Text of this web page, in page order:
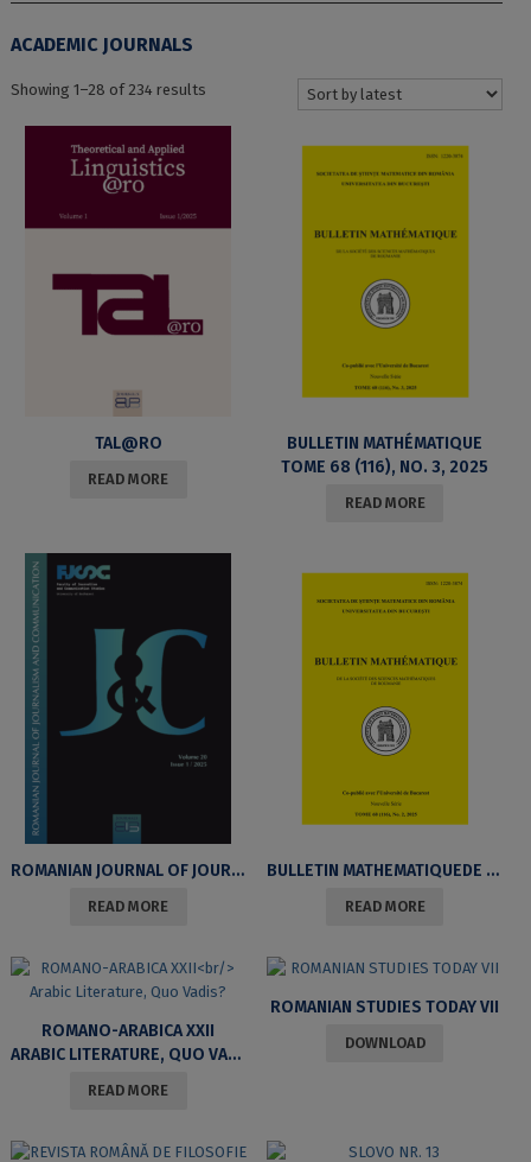
ACADEMIC JOURNALS
Showing 1–28 of 234 resultsSorted
TAL@RO
READ MORE
BULLETIN MATHÉMATIQUE
TOME 68 (116), NO. 3, 2025
READ MORE
ROMANIAN JOURNAL OF JOURNALISM AND COMMUNICATION
READ MORE
BULLETIN MATHEMATIQUEDE LA SOCIETE DES SCIENCES MATHEMATIQUES DE ROUMANIE
READ MORE
ROMANO-ARABICA XXII
ARABIC LITERATURE, QUO VADIS?
READ MORE
ROMANIAN STUDIES TODAY VII
DOWNLOAD